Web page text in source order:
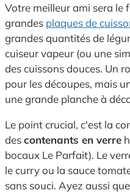
Votre meilleur ami sera le
grandes plaques de
grandes quantités de
cuiseur vapeur (ou une
des cuissons douces. Un
pour les découpes, mais
une grande planche à
Le point crucial, c'est la
descontenants en verre
bocaux Le Parfait). Le
le curry ou la sauce
sans souci. Ayez aussi